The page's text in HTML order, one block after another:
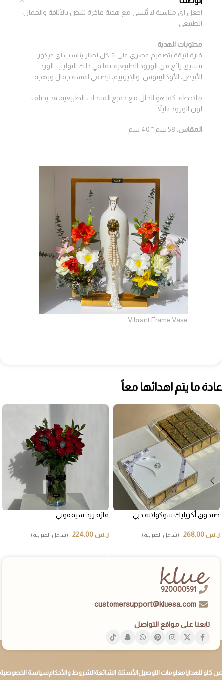
اجعل أي مناسبة لا تُنسى مع هدية فاخرة تنبض بالأناقة والجمال
الطبيعي
محتويات الهدية
فازة أنيقة بتصميم عصري على شكل إطار يناسب أي ديكور
تنسيق رائع من الورود الطبيعية، بما في ذلك التوليب، الورد
الأبيض، الأوكاليبتوس، والإيرنييم، ليضفي لمسة جمال وبهجة
ملاحظة: كما هو الحال مع جميع المنتجات الطبيعية، قد يختلف
لون الورود قليلاً
المقاس: 58 سم * 40 سم
Vibrant Frame Vase
عادة ما يتم اهدائها معاً
صندوق أكريليك شوكولاتة دبي
ر.س (شامل الضريبة)
فازة ريد سيمفوني
ر.س (شامل الضريبة)
920000591
customersupport@kluesa.com
تابعنا على مواقع التواصل
عن كلو للهدايامعلومات التوصيلالأسئلة الشائعةالشروط والأحكامسياسة الخصوصية